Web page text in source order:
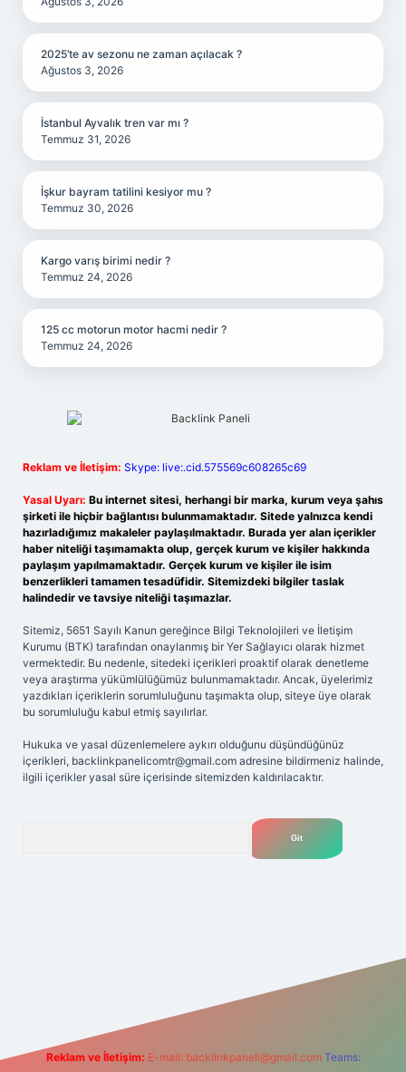
2025’te av sezonu ne zaman açılacak ?
Ağustos 3, 2026
İstanbul Ayvalık tren var mı ?
Temmuz 31, 2026
İşkur bayram tatilini kesiyor mu ?
Temmuz 30, 2026
Kargo varış birimi nedir ?
Temmuz 24, 2026
125 cc motorun motor hacmi nedir ?
Temmuz 24, 2026
Reklam ve İletişim: Skype: live:.cid.575569c608265c69
Yasal Uyarı: Bu internet sitesi, herhangi bir marka, kurum veya şahıs
şirketi ile hiçbir bağlantısı bulunmamaktadır. Sitede yalnızca kendi
hazırladığımız makaleler paylaşılmaktadır. Burada yer alan içerikler
haber niteliği taşımamakta olup, gerçek kurum ve kişiler hakkında
paylaşım yapılmamaktadır. Gerçek kurum ve kişiler ile isim
benzerlikleri tamamen tesadüfidir. Sitemizdeki bilgiler taslak
halindedir ve tavsiye niteliği taşımazlar.
Sitemiz, 5651 Sayılı Kanun gereğince Bilgi Teknolojileri ve İletişim
Kurumu (BTK) tarafından onaylanmış bir Yer Sağlayıcı olarak hizmet
vermektedir. Bu nedenle, sitedeki içerikleri proaktif olarak denetleme
veya araştırma yükümlülüğümüz bulunmamaktadır. Ancak, üyelerimiz
yazdıkları içeriklerin sorumluluğunu taşımakta olup, siteye üye olarak
bu sorumluluğu kabul etmiş sayılırlar.
Hukuka ve yasal düzenlemelere aykırı olduğunu düşündüğünüz
içerikleri, backlinkpanelicomtr@gmail.com adresine bildirmeniz halinde,
ilgili içerikler yasal süre içerisinde sitemizden kaldırılacaktır.
Reklam ve İletişim: E-mail: backlinkpaneli@gmail.com Teams: